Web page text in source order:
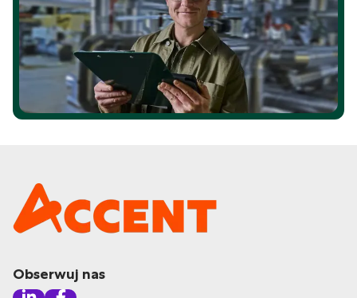
Obserwuj nas